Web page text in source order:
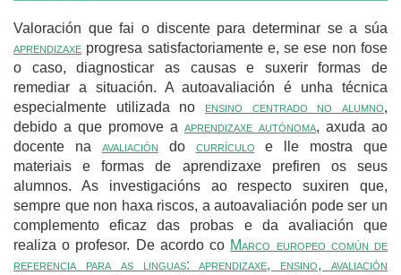
Valoración que fai o discente para determinar se a súa
aprendizaxe progresa satisfactoriamente e, se ese non fose
o caso, diagnosticar as causas e suxerir formas de
remediar a situación. A autoavaliación é unha técnica
especialmente utilizada no ensino centrado no alumno,
debido a que promove a aprendizaxe autónoma, axuda ao
docente na avaliación do currículo e lle mostra que
materiais e formas de aprendizaxe prefiren os seus
alumnos. As investigacións ao respecto suxiren que,
sempre que non haxa riscos, a autoavaliación pode ser un
complemento eficaz das probas e da avaliación que
realiza o profesor. De acordo co Marco europeo común de
referencia para as linguas: aprendizaxe, ensino, avaliación